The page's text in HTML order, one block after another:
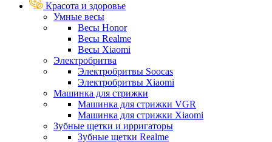
Красота и здоровье
Умные весы
Весы Honor
Весы Realme
Весы Xiaomi
Электробритва
Электробритвы Soocas
Электробритвы Xiaomi
Машинка для стрижки
Машинка для стрижки VGR
Машинка для стрижки Xiaomi
Зубные щетки и ирригаторы
Зубные щетки Realme